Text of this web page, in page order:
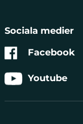
Sociala medier
Facebook
Youtube